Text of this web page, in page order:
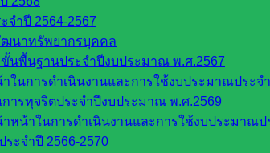
จำปี 2564-2567
นาทรัพยากรบุคคล
นพื้นฐานประจำปีงบประมาณ พ.ศ.2567
ในการดำเนินงานและการใช้งบประมาณประจ
ารทุจริตประจำปีงบประมาณ พ.ศ.2569
หน้าในการดำเนินงานและการใช้งบประมาณป
ะจำปี 2566-2570